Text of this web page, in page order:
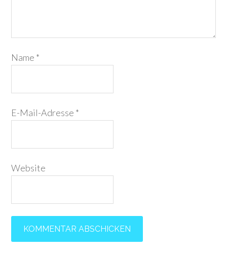
Name *
E-Mail-Adresse *
Website